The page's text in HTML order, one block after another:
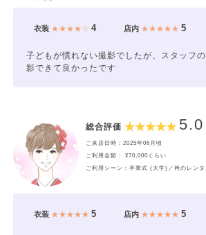
衣装★★★★☆ 4 店内★★★★★ 5
子どもが慣れない撮影でしたが、スタッフ
影できて良かったです
総合評価 5.0
ご来店日時：2025年06月頃
ご利用金額： ¥70,000くらい
ご利用シーン：卒業式 (大学)／袴のレンタ
衣装★★★★★ 5 店内★★★★★ 5